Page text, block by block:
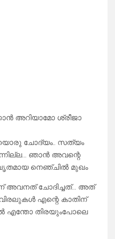
അറിയാമോ ശ്രീജാ
ചോദ്യം.. സത്യം
ഞാൻ അവന്റെ
നെഞ്ചിൽ മുഖം
അവനത് ചോദിച്ചത്… അത്‌
എന്റെ കാതിന്
എന്തോ തിരയുംപോലെ